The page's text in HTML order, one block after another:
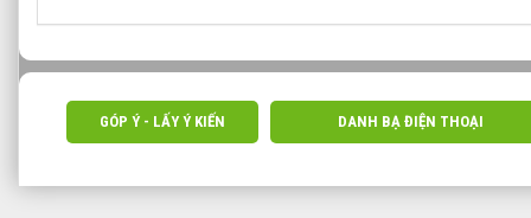
GÓP Ý - LẤY Ý KIẾN DANH BẠ ĐIỆN THOẠI